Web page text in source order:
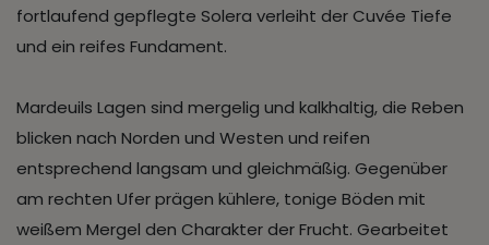
fortlaufend gepflegte Solera verleiht der Cuvée Tiefe
und ein reifes Fundament.
Mardeuils Lagen sind mergelig und kalkhaltig, die Reben
blicken nach Norden und Westen und reifen
entsprechend langsam und gleichmäßig. Gegenüber
am rechten Ufer prägen kühlere, tonige Böden mit
weißem Mergel den Charakter der Frucht. Gearbeitet